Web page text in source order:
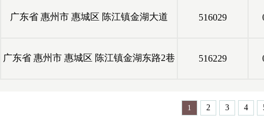
广东省 惠州市 惠城区 陈江镇金湖大道 516029
广东省 惠州市 惠城区 陈江镇金湖东路2巷 516229
1 2 3 4